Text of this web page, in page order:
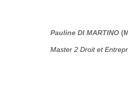
Pauline DI MARTINO
Master 2 Droit et